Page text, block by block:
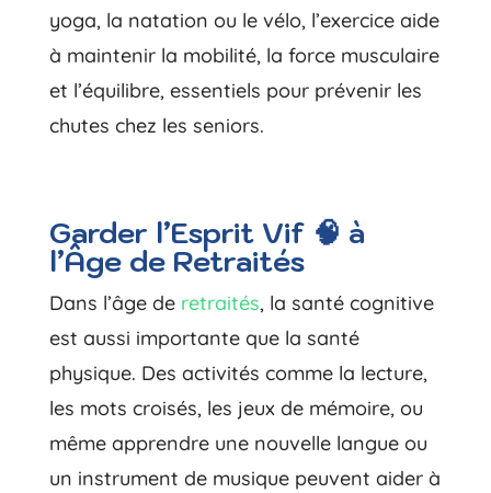
yoga, la natation ou le vélo, l’exercice aide
à maintenir la mobilité, la force musculaire
et l’équilibre, essentiels pour prévenir les
chutes chez les seniors.
Garder l’Esprit Vif 🧠 à
l’Âge de Retraités
Dans l’âge de retraités, la santé cognitive
est aussi importante que la santé
physique. Des activités comme la lecture,
les mots croisés, les jeux de mémoire, ou
même apprendre une nouvelle langue ou
un instrument de musique peuvent aider à